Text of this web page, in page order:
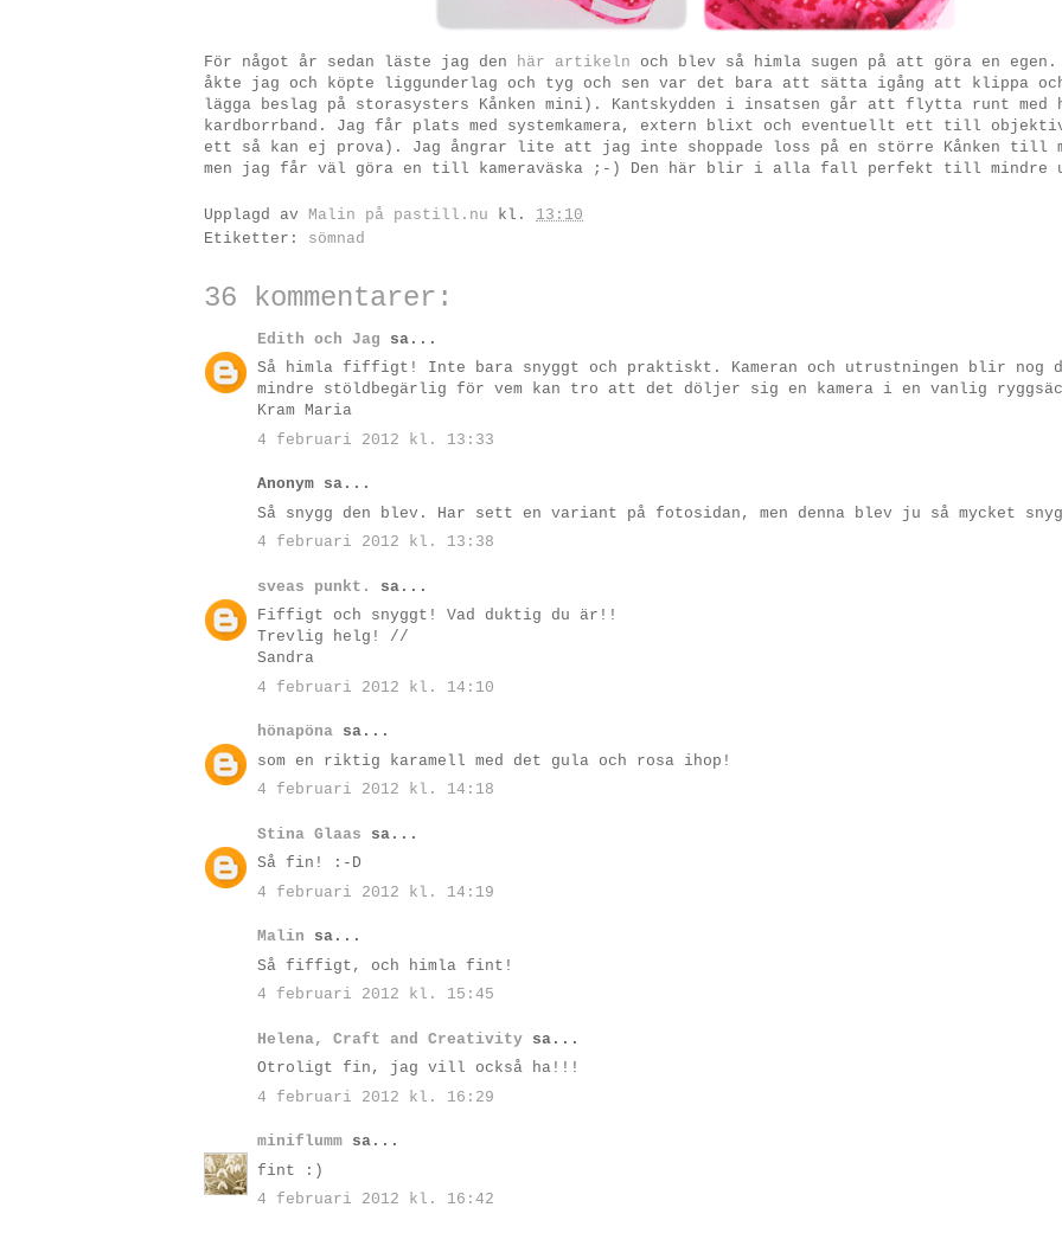
För något år sedan läste jag den här artikeln och blev så himla sugen på att göra en egen.
åkte jag och köpte liggunderlag och tyg och sen var det bara att sätta igång att klippa
lägga beslag på storasysters Kånken mini). Kantskydden i insatsen går att flytta runt med
kardborrband. Jag får plats med systemkamera, extern blixt och eventuellt ett till
ett så kan ej prova). Jag ångrar lite att jag inte shoppade loss på en större Kånken till
men jag får väl göra en till kameraväska ;-) Den här blir i alla fall perfekt till mindre
Upplagd av Malin på pastill.nu kl. 13:10
Etiketter: sömnad
36 kommentarer:
Edith och Jag sa...
Så himla fiffigt! Inte bara snyggt och praktiskt. Kameran och utrustningen blir nog
mindre stöldbegärlig för vem kan tro att det döljer sig en kamera i en vanlig
Kram Maria
4 februari 2012 kl. 13:33
Anonym sa...
Så snygg den blev. Har sett en variant på fotosidan, men denna blev ju så mycket
4 februari 2012 kl. 13:38
sveas punkt.
sa...
Fiffigt och snyggt! Vad duktig du är!!
Trevlig helg! //
Sandra
4 februari 2012 kl. 14:10
hönapöna sa...
som en riktig karamell med det gula och rosa ihop!
4 februari 2012 kl. 14:18
Stina Glaas sa...
Så fin! :-D
4 februari 2012 kl. 14:19
Malin sa...
Så fiffigt, och himla fint!
4 februari 2012 kl. 15:45
Helena, Craft and Creativity sa...
Otroligt fin, jag vill också ha!!!
4 februari 2012 kl. 16:29
miniflumm sa...
fint :)
4 februari 2012 kl. 16:42